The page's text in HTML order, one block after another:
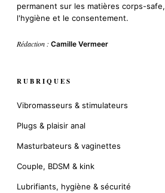
permanent sur les matières corps-safe,
l'hygiène et le consentement.
Rédaction : Camille Vermeer
RUBRIQUES
Vibromasseurs & stimulateurs
Plugs & plaisir anal
Masturbateurs & vaginettes
Couple, BDSM & kink
Lubrifiants, hygiène & sécurité